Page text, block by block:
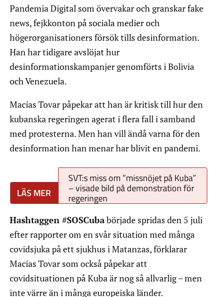
Pandemia Digital som övervakar och granskar fake
news, fejkkonton på sociala medier och
högerorganisationers försök tills desinformation.
Han har tidigare avslöjat hur
desinformationskampanjer genomförts i Bolivia
och Venezuela.
Macías Tovar påpekar att han är kritisk till hur den
kubanska regeringen agerat i flera fall i samband
med protesterna. Men han vill ändå varna för den
desinformation han menar har blivit en pandemi.
SVT:s miss om ”missnöjet på Kuba”
– visade bild på demonstration för
regeringen
Hashtaggen #SOSCubabörjade spridas den 5 juli
efter rapporter om en svår situation med många
covidsjuka på ett sjukhus i Matanzas, förklarar
Macías Tovar som också påpekar att
covidsituationen på Kuba är nog så allvarlig – men
inte värre än i många europeiska länder.